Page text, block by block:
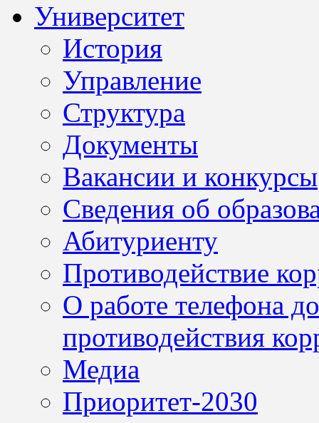
Университет
История
Управление
Структура
Документы
Вакансии и конкурсы
Сведения об
Абитуриенту
Противодействие
О работе телефона
противодействия
Медиа
Приоритет-2030